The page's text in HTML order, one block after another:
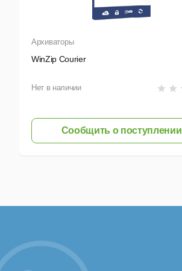
Архиваторы
WinZip Courier
Нет в наличии
Сообщить о поступлении